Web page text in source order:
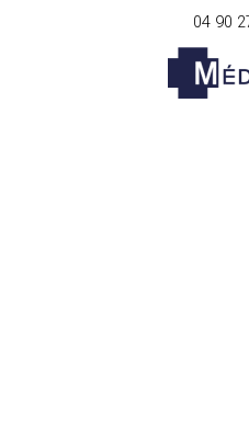
04 90